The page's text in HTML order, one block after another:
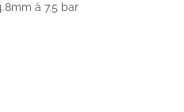
à 7.5 bar